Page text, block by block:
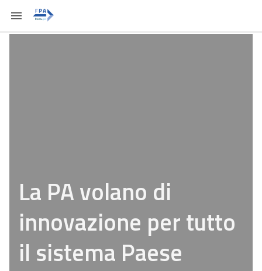
La PA volano di
innovazione per tutto
il sistema Paese